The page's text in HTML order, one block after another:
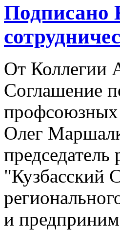
Подписано
От Коллегии
Соглашение
профсоюзных
Олег
председатель
"Кузбасский
и